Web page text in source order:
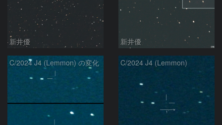
新井優 新井優
C/2024 J4 (Lemmon) の変化 C/2024 J4 (Lemmon)